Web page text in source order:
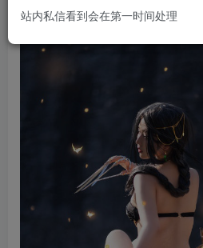
站内私信看到会在第一时间处理